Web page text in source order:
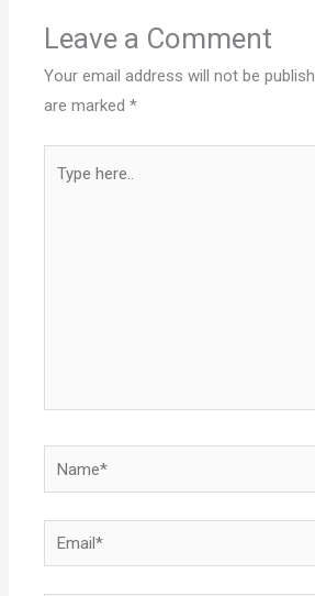
Leave a Comment
Your email address will not be
are marked*
here..
Name*
Email*